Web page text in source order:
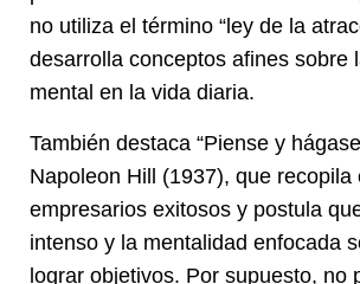
no utiliza el término “ley de la
desarrolla conceptos afines sobre
mental en la vida diaria.
También destaca “Piense y
Napoleon Hill (1937), que recopila
empresarios exitosos y postula
intenso y la mentalidad enfocada
lograr objetivos. Por supuesto, no